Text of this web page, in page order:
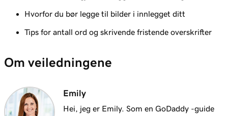
Leksjon 10 (av 10)
Send blogginnleggene mine til abonnenter
Hvorfor du bør legge til bilder i innlegget ditt
Tips for antall ord og skrivende fristende overskrifter
Om veiledningene
Emily
Hei, jeg er Emily. Som en GoDaddy -guide